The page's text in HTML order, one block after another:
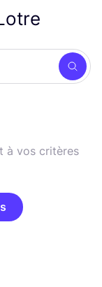
à vos critères